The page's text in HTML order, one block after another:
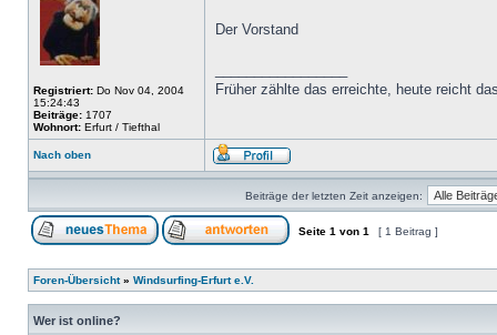
Registriert: Do Nov 04, 2004
15:24:43
Beiträge: 1707
Wohnort: Erfurt / Tiefthal
Der Vorstand
Früher zählte das erreichte, heute reicht
Nach oben
Beiträge der letzten Zeit anzeigen:
Seite 1 von 1 [ 1 Beitrag ]
Foren-Übersicht» Windsurfing-Erfurt e.V.
Wer ist online?